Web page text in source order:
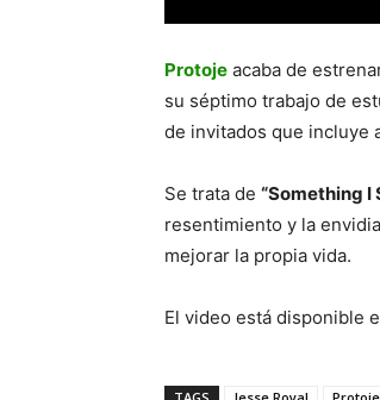
Protoje acaba de
su séptimo trabajo de
de invitados que incluye
Se trata de “Something I
resentimiento y la
mejorar la propia vida.
El video está disponible